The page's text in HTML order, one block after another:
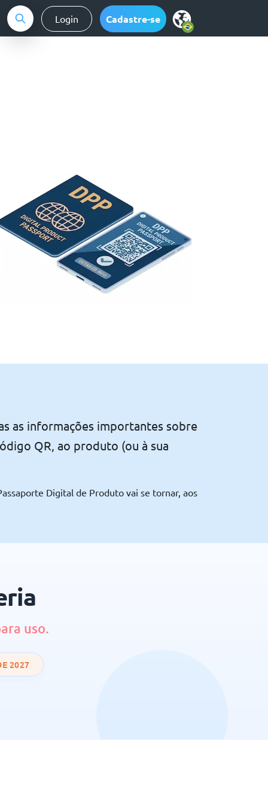
Login Cadastre-se
as informações importantes sobre
QR, ao produto (ou à sua
Digital de Produto vai se tornar, aos
uso.
2027